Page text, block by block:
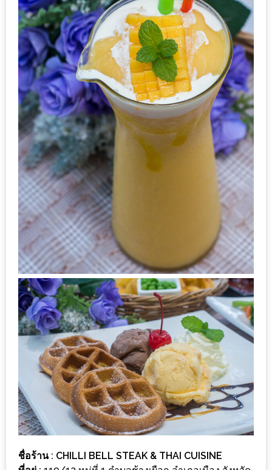
ฟรี
LINE
GIFTCODE!
ลายแทง
ความ
อร่อย
ทั่ว
เชียงใหม่
ลุ้น
บัตร
รับ
ประทาน
บุฟเฟ่ต์
ฟรี
ที่
LE
CRYSTAL
เชียงใหม่
ฟรี
2
ท่าน
ลุ้น
รับ
GIFT
VOUCHER
ชื่อร้าน : CHILLI BELL STEAK & THAI CUISINE